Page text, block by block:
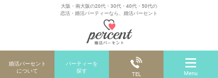
大阪・南大阪の20代・30代・40代・50代の
恋活・婚活パーティーなら、婚活パーセント
婚活パーセント
について
パーティーを
探す
TEL Menu